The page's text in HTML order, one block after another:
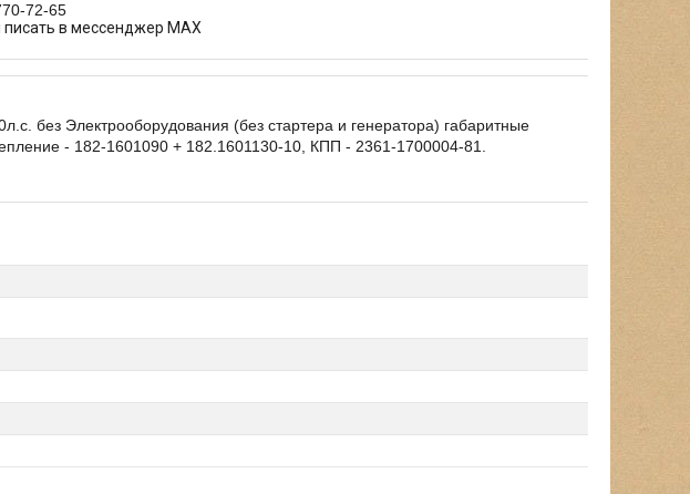
72-65
писать в мессенджер MAX
без Электрооборудования (без стартера и генератора) габаритные
- 182-1601090 + 182.1601130-10, КПП - 2361-1700004-81.